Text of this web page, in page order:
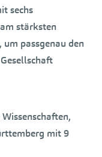
sechs
stärksten
passgenau den
mit 9